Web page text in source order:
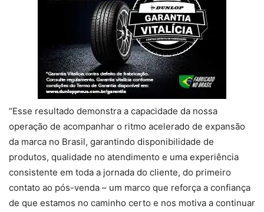
“Esse resultado demonstra a capacidade da nossa
operação de acompanhar o ritmo acelerado de expansão
da marca no Brasil, garantindo disponibilidade de
produtos, qualidade no atendimento e uma experiência
consistente em toda a jornada do cliente, do primeiro
contato ao pós-venda – um marco que reforça a confiança
de que estamos no caminho certo e nos motiva a continuar